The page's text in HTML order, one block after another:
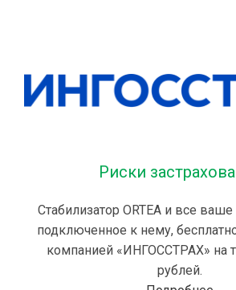
Риски
Стабилизатор ORTEA и все
подключенное к нему,
компанией «ИНГОССТРАХ» на
рублей.